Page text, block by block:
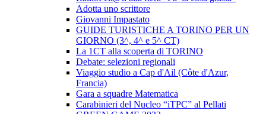
Adotta uno scrittore
Giovanni Impastato
GUIDE TURISTICHE A TORINO PER UN
GIORNO (3^, 4^ e 5^ CT)
La 1CT alla scoperta di TORINO
Debate: selezioni regionali
Viaggio studio a Cap d'Ail (Côte d'Azur,
Francia)
Gara a squadre Matematica
Carabinieri del Nucleo “iTPC” al Pellati